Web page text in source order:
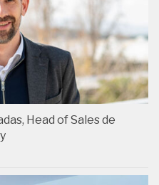
Head of Sales de